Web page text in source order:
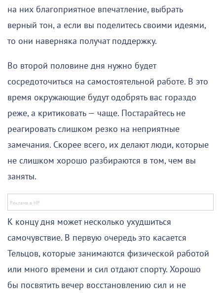
на них благоприятное впечатление, выбрать
верный тон, а если вы поделитесь своими идеями,
то они наверняка получат поддержку.
Во второй половине дня нужно будет
сосредоточиться на самостоятельной работе. В это
время окружающие будут одобрять вас гораздо
реже, а критиковать — чаще. Постарайтесь не
реагировать слишком резко на неприятные
замечания. Скорее всего, их делают люди, которые
не слишком хорошо разбираются в том, чем вы
заняты.
К концу дня может несколько ухудшиться
самочувствие. В первую очередь это касается
Тельцов, которые занимаются физической работой
или много времени и сил отдают спорту. Хорошо
бы посвятить вечер восстановлению сил и не